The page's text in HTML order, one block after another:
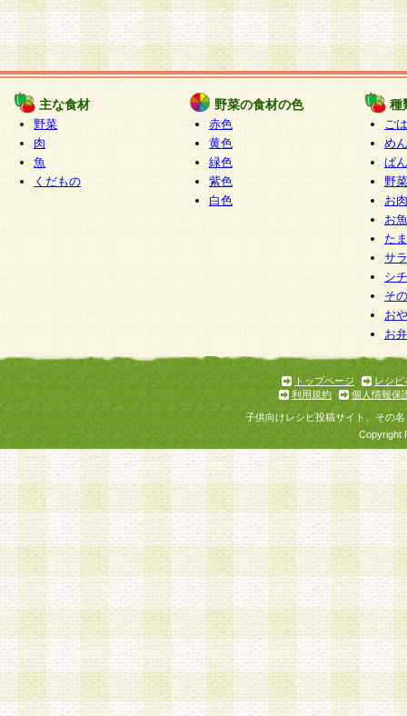
主な食材
野菜
肉
魚
くだもの
野菜の食材の色
赤色
黄色
緑色
紫色
白色
種
ご
めん
ぱん
野
お
お
た
サ
シ
そ
お
お
トップページ
レシピ
利用規約
個人情報保
子供向けレシピ投稿サイト、その
Copyright